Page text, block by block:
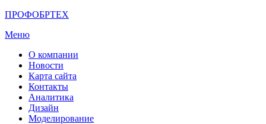
Перейти
содержимому
ПРОФОБРТЕХ
Меню
О компании
Новости
Карта сайта
Контакты
Аналитика
Дизайн
Моделирование